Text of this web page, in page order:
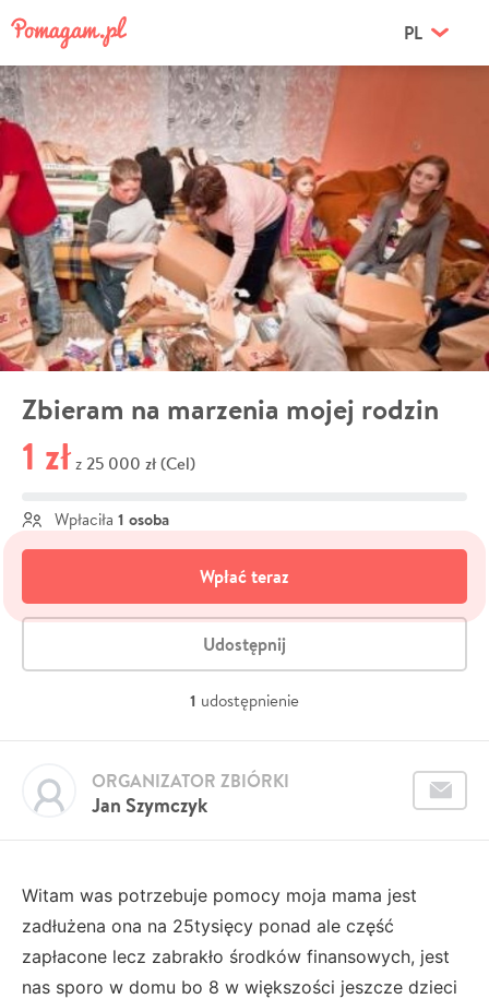
PL
Zbieram na marzenia mojej rodzin
1 zł z 25 000 zł (Cel)
Wpłaciła 1 osoba
Wpłać teraz
Udostępnij
1 udostępnienie
Jan Szymczyk
ORGANIZATOR ZBIÓRKI
Witam was potrzebuje pomocy moja mama jest
zadłużena ona na 25tysięcy ponad ale część
zapłacone lecz zabrakło środków finansowych, jest
nas sporo w domu bo 8 w większości jeszcze dzieci